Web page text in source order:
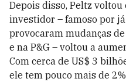
Depois disso, Peltz
investidor – famoso por
provocaram mudanças
e na P&G – voltou a
Com cerca de US$ 3
ele tem pouco mais de